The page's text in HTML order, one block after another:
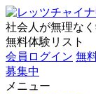
社会人が無理な
無料体験リスト
会員ログイン 無
募集中
メニュー